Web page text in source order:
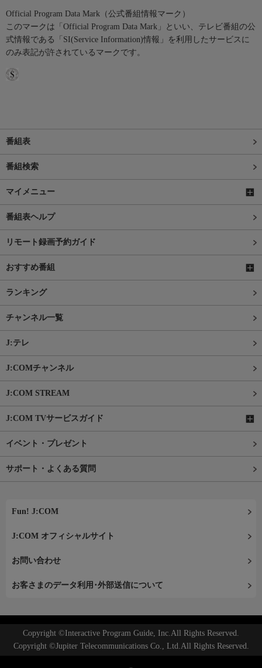
Official Program Data Mark（公式番組情報マーク）
このマークは「Official Program Data Mark」といい、テレビ番組の公
式情報である「SI(Service Information)情報」を利用したサービスに
のみ表記が許されているマークです。
番組表
番組検索
マイメニュー
番組表ヘルプ
リモート録画予約ガイド
おすすめ番組
ランキング
チャンネル一覧
J:テレ
J:COMチャンネル
J:COM STREAM
J:COM TVサービスガイド
イベント・プレゼント
サポート・よくある質問
Fun! J:COM
J:COM オフィシャルサイト
お問い合わせ
お客さまのデータ利用･外部送信について
Copyright ©Interactive Program Guide, Inc.All Rights Reserved.
Copyright ©Jupiter Telecommunications Co., Ltd.All Rights Reserved.